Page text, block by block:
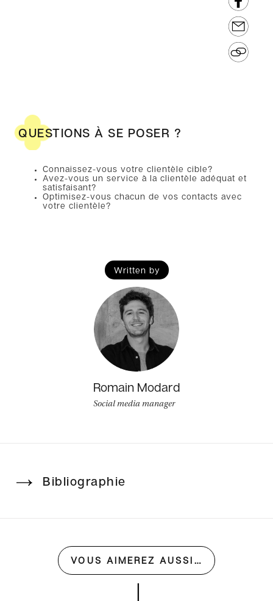
QUESTIONS À SE POSER ?
Connaissez-vous votre clientèle cible?
Avez-vous un service à la clientèle adéquat et
satisfaisant?
Optimisez-vous chacun de vos contacts avec
votre clientèle?
Written by
Romain Modard
Social media manager
Bibliographie
VOUS AIMEREZ AUSSI…